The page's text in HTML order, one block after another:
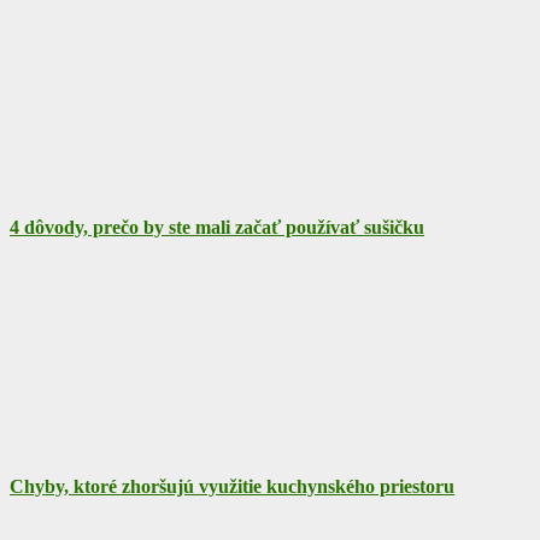
4 dôvody, prečo by ste mali začať používať sušičku
Chyby, ktoré zhoršujú využitie kuchynského priestoru